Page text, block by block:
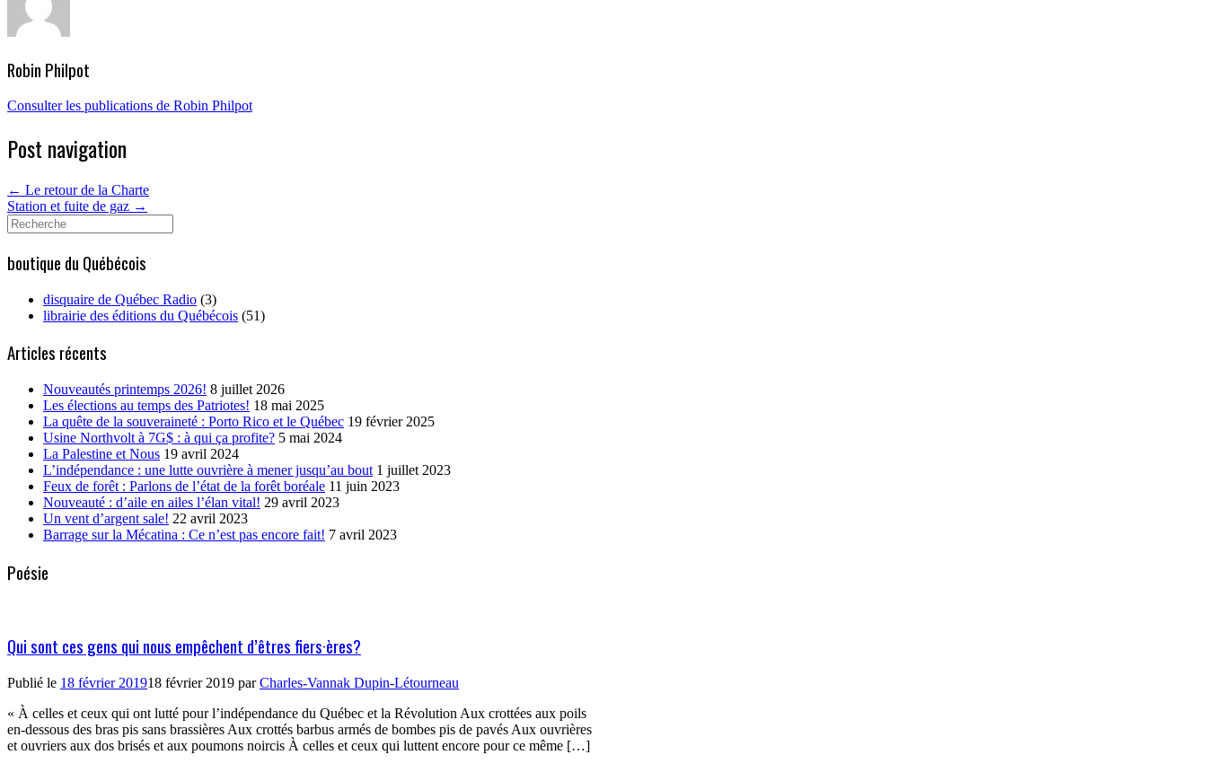
Robin Philpot
Consulter les publications de Robin Philpot
Post navigation
← Le retour de la Charte
Station et fuite de gaz →
Search
for:
boutique du Québécois
disquaire de Québec Radio (3)
librairie des éditions du Québécois (51)
Articles récents
Nouveautés printemps 2026! 8 juillet 2026
Les élections au temps des Patriotes! 18 mai 2025
La quête de la souveraineté : Porto Rico et le Québec 19 février 2025
Usine Northvolt à 7G$ : à qui ça profite? 5 mai 2024
La Palestine et Nous 19 avril 2024
L’indépendance : une lutte ouvrière à mener jusqu’au bout 1 juillet 2023
Feux de forêt : Parlons de l’état de la forêt boréale 11 juin 2023
Nouveauté : d’aile en ailes l’élan vital! 29 avril 2023
Un vent d’argent sale! 22 avril 2023
Barrage sur la Mécatina : Ce n’est pas encore fait! 7 avril 2023
Poésie
Qui sont ces gens qui nous empêchent d’êtres fiers·ères?
Publié le 18 février 201918 février 2019 parCharles-Vannak Dupin-Létourneau
« À celles et ceux qui ont lutté pour l’indépendance du Québec et la Révolution Aux crottées aux poils
en-dessous des bras pis sans brassières Aux crottés barbus armés de bombes pis de pavés Aux ouvrières
et ouvriers aux dos brisés et aux poumons noircis À celles et ceux qui luttent encore pour ce même […]